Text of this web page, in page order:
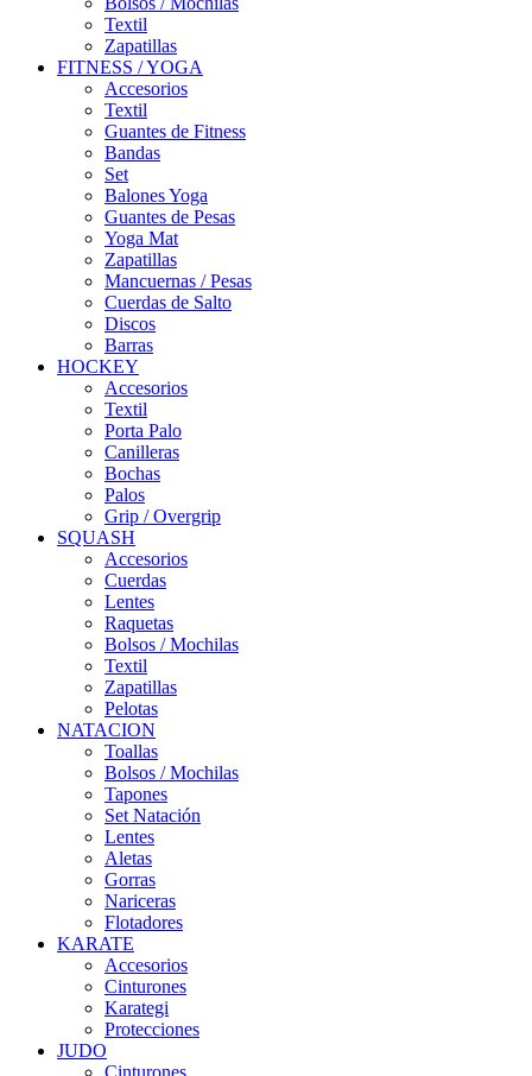
Textil
Zapatillas
FITNESS / YOGA
Accesorios
Textil
Guantes de Fitness
Bandas
Set
Balones Yoga
Guantes de Pesas
Yoga Mat
Zapatillas
Mancuernas / Pesas
Cuerdas de Salto
Discos
Barras
HOCKEY
Accesorios
Textil
Porta Palo
Canilleras
Bochas
Palos
Grip / Overgrip
SQUASH
Accesorios
Cuerdas
Lentes
Raquetas
Bolsos / Mochilas
Textil
Zapatillas
Pelotas
NATACION
Toallas
Bolsos / Mochilas
Tapones
Set Natación
Lentes
Aletas
Gorras
Nariceras
Flotadores
KARATE
Accesorios
Cinturones
Karategi
Protecciones
JUDO